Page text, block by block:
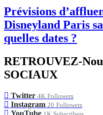
Prévisions
Disneyland Paris
quelles dates ?
RETROUVEZ-
SOCIAUX
Twitter 4K Followers
Instagram 20 Followers